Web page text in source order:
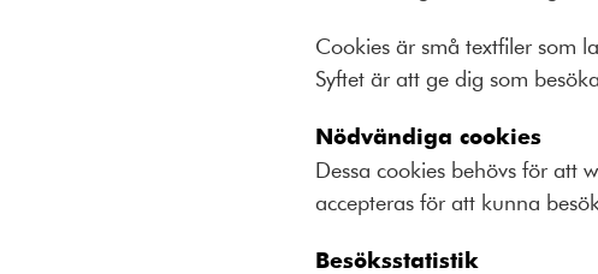
Cookies är små textfiler som
Syftet är att ge dig som
Nödvändiga cookies
Dessa cookies behövs för att
accepteras för att kunna
Besöksstatistik